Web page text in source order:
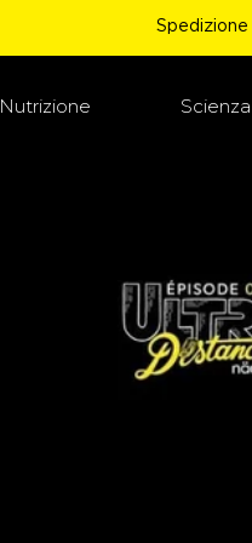
Spedizione
Nutrizione Scienza